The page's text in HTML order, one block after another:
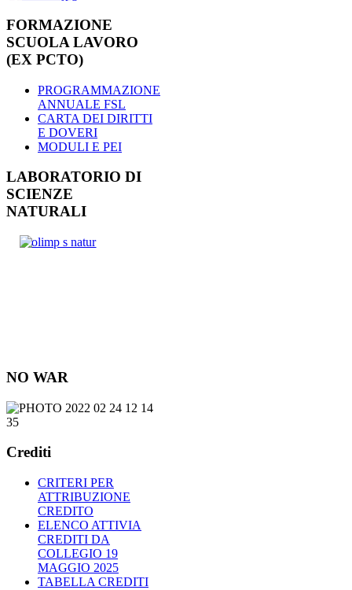
FORMAZIONE
SCUOLA LAVORO
(EX PCTO)
PROGRAMMAZIONE
ANNUALE FSL
CARTA DEI DIRITTI
E DOVERI
MODULI E PEI
LABORATORIO DI
SCIENZE
NATURALI
NO WAR
Crediti
CRITERI PER
ATTRIBUZIONE
CREDITO
ELENCO ATTIVIA
CREDITI DA
COLLEGIO 19
MAGGIO 2025
TABELLA CREDITI